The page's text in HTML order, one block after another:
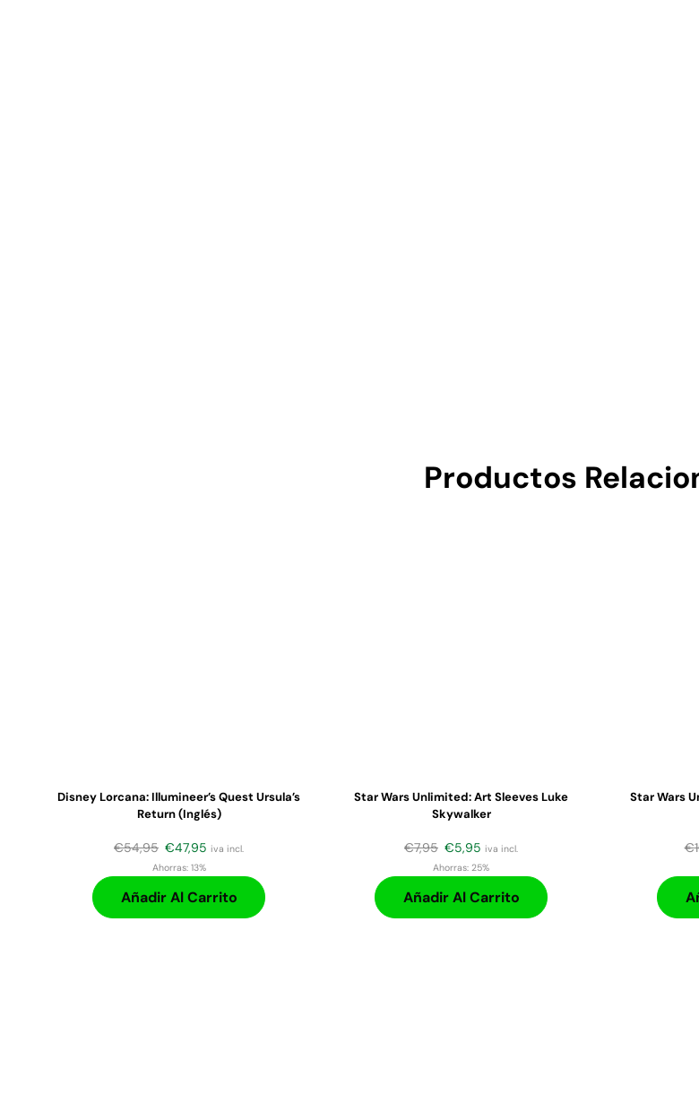
Productos
Disney Lorcana: Illumineer’s Quest Ursula’s
Return (Inglés)
€54,95 €47,95 iva incl.
Ahorras:13%
Añadir Al Carrito
Star Wars Unlimited: Art Sleeves Luke
Skywalker
€7,95 €5,95 iva incl.
Ahorras: 25%
Añadir Al Carrito
Star Wars
€